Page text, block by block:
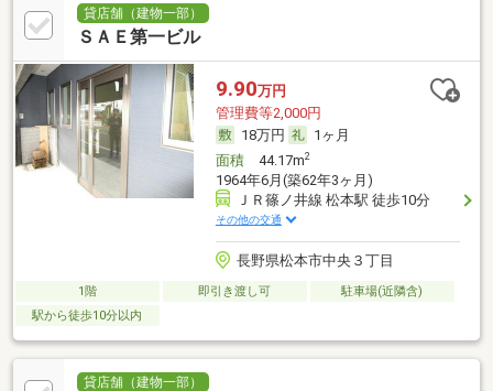
貸店舗（建物一部）
ＳＡＥ第一ビル
9.90万円
管理費等2,000円
18万円
1ヶ月
面積44.17m2
1964年6月(築62年3ヶ月)
ＪＲ篠ノ井線 松本駅 徒歩10分
その他の交通
長野県松本市中央３丁目
1階 即引き渡し可
駐車場(近隣含)
駅から徒歩10分以内
貸店舗（建物一部）